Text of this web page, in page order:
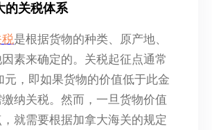
的关税体系
是根据货物的种类、原产地、
素来确定的。关税起征点通常
，即如果货物的价值低于此金
纳关税。然而，一旦货物价值
就需要根据加拿大海关的规定